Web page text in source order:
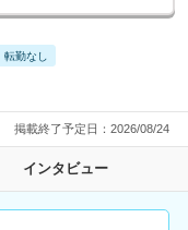
転勤なし
掲載終了予定日：2026/08/24
インタビュー